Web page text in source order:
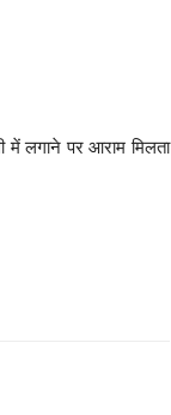
में लगाने पर आराम मिलता